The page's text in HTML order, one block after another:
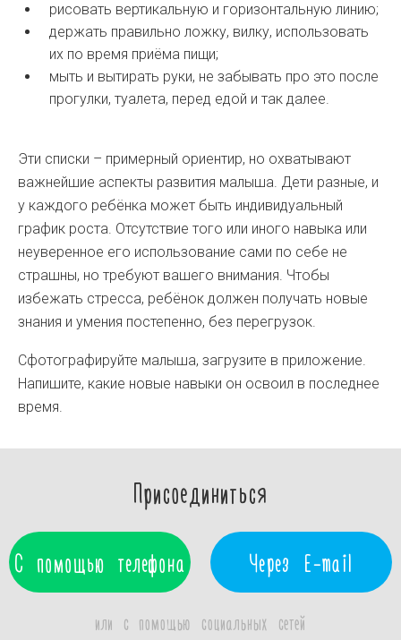
рисовать вертикальную и горизонтальную линию;
держать правильно ложку, вилку, использовать
их по время приёма пищи;
мыть и вытирать руки, не забывать про это после
прогулки, туалета, перед едой и так далее.
Эти списки – примерный ориентир, но охватывают
важнейшие аспекты развития малыша. Дети разные, и
у каждого ребёнка может быть индивидуальный
график роста. Отсутствие того или иного навыка или
неуверенное его использование сами по себе не
страшны, но требуют вашего внимания. Чтобы
избежать стресса, ребёнок должен получать новые
знания и умения постепенно, без перегрузок.
Сфотографируйте малыша, загрузите в приложение.
Напишите, какие новые навыки он освоил в последнее
время.
Присоединиться
С помощью телефона Через E-mail
или с помощью социальных сетей